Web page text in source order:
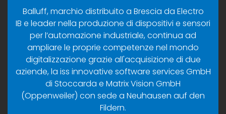
Balluff, marchio distribuito a Brescia da Electro
IB e leader nella produzione di dispositivi e sensori
per l’automazione industriale, continua ad
ampliare le proprie competenze nel mondo
digitalizzazione grazie all'acquisizione di due
aziende, la iss innovative software services GmbH
di Stoccarda e Matrix Vision GmbH
(Oppenweiler) con sede a Neuhausen auf den
Fildern.